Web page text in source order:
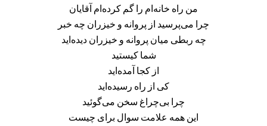
من راه خانه‌ام را گم کرده‌ام آقایان
چرا می‌پرسید از پروانه و خیزران چه خبر
چه ربطی میان پروانه و خیزران دیده‌اید
شما کیستید
از کجا آمده‌اید
کی از راه رسیده‌اید
چرا بی‌چراغ سخن می‌گوئید
این همه علامت سوال برای چیست